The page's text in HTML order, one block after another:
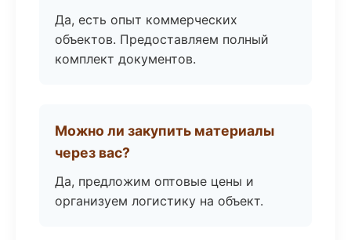
Да, есть опыт коммерческих
объектов. Предоставляем полный
комплект документов.
Можно ли закупить материалы
через вас?
Да, предложим оптовые цены и
организуем логистику на объект.